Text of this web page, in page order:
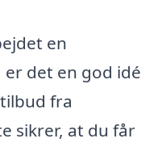
en
det en god idé
fra
sikrer, at du får